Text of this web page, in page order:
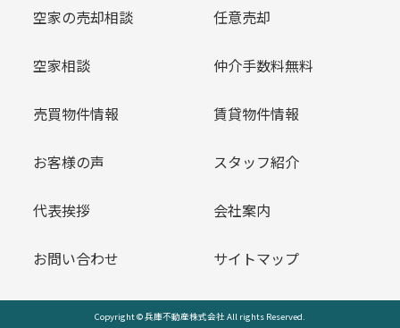
空家の売却相談 任意売却
空家相談 仲介手数料無料
売買物件情報 賃貸物件情報
お客様の声 スタッフ紹介
代表挨拶 会社案内
お問い合わせ サイトマップ
Copyright © 兵庫不動産株式会社 All rights Reserved.